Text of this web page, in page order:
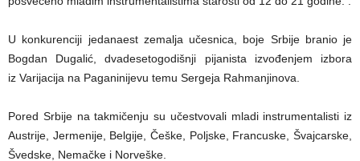
U konkurenciji jedanaest zemalja učesnica, boje Srbije branio je
Bogdan Dugalić, dvadesetogodišnji pijanista izvođenjem izbora
iz Varijacija na Paganinijevu temu Sergeja Rahmanjinova.
Pored Srbije na takmičenju su učestvovali mladi instrumentalisti iz
Austrije, Jermenije, Belgije, Češke, Poljske, Francuske, Švajcarske,
Švedske, Nemačke i Norveške.